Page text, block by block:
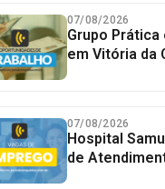
07/08/2026
Grupo
em Vitória da
07/08/2026
Hospital
de